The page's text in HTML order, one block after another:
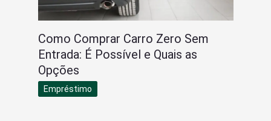
Como Comprar Carro Zero Sem
Entrada: É Possível e Quais as
Opções
Empréstimo